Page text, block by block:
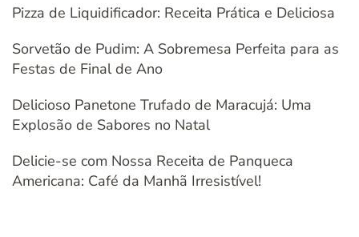
Pizza de Liquidificador: Receita Prática e Deliciosa
Sorvetão de Pudim: A Sobremesa Perfeita para as
Festas de Final de Ano
Delicioso Panetone Trufado de Maracujá: Uma
Explosão de Sabores no Natal
Delicie-se com Nossa Receita de Panqueca
Americana: Café da Manhã Irresistível!